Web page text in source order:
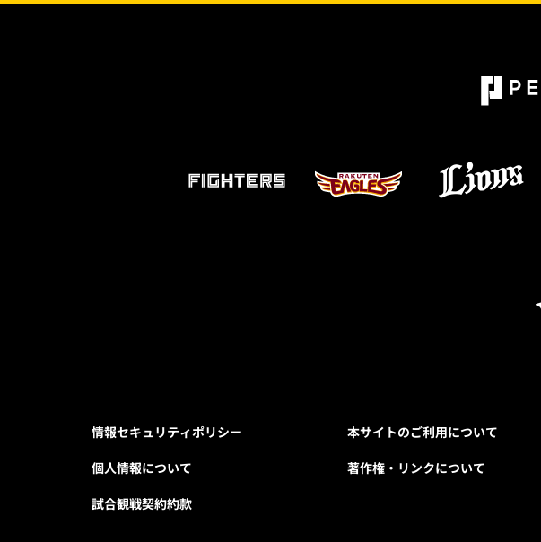
情報セキュリティポリシー
個人情報について
試合観戦契約約款
本サイトのご利用について
著作権・リンクについて